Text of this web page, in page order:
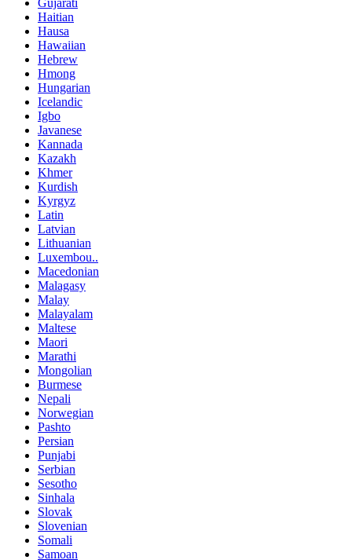
Gujarati
Haitian
Hausa
Hawaiian
Hebrew
Hmong
Hungarian
Icelandic
Igbo
Javanese
Kannada
Kazakh
Khmer
Kurdish
Kyrgyz
Latin
Latvian
Lithuanian
Luxembou..
Macedonian
Malagasy
Malay
Malayalam
Maltese
Maori
Marathi
Mongolian
Burmese
Nepali
Norwegian
Pashto
Persian
Punjabi
Serbian
Sesotho
Sinhala
Slovak
Slovenian
Somali
Samoan